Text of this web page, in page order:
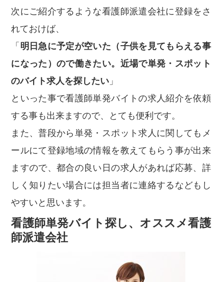
次にご紹介するような看護師派遣会社に登録をさ
れておけば、
「 明日急に予定が空いた（子供を見てもらえる事
になった）ので働きたい。近場で単発・スポット
のバイト求人を探したい 」
といった事で看護師単発バイトの求人紹介を依頼
する事も出来ますので、とても便利です。
また、普段から単発・スポット求人に関してもメ
ールにて登録地域の情報を教えてもらう事が出来
ますので、都合の良い日の求人があれば応募、詳
しく知りたい場合には担当者に連絡するなどもし
やすいと思います。
看護師単発バイト探し、オススメ看護
師派遣会社